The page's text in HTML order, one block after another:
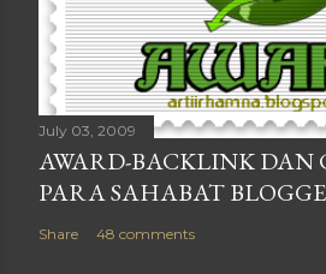
July 03, 2009
AWARD-BACKLINK
PARA SAHABAT
Share 48 comments